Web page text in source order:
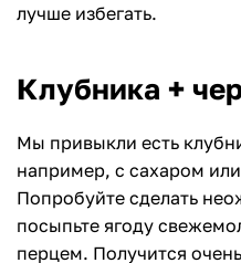
лучше избегать.
Клубника +
Мы привыкли есть
например, с сахаром
Попробуйте сделать
посыпьте ягоду
перцем. Получится